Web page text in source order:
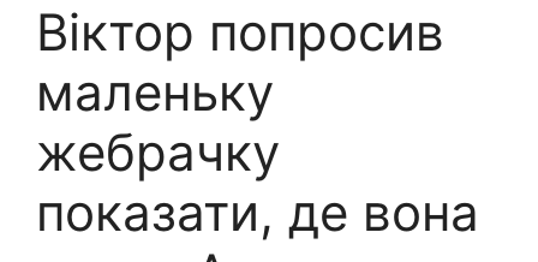
Віктор попросив
маленьку
жебрачку
показати, де вона